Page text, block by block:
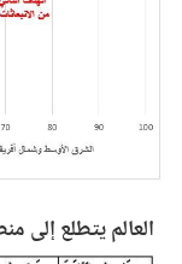
العالم يتطلع إلى